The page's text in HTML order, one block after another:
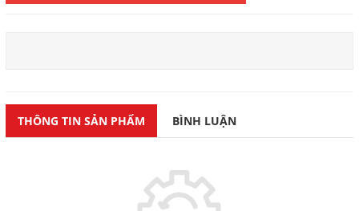
THÔNG TIN SẢN PHẨM BÌNH LUẬN